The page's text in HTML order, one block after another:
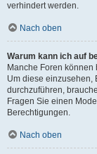
verhindert werden.
Nach oben
Warum kann ich auf
Manche Foren
Um diese einzusehen,
durchzuführen,
Fragen Sie einen
Berechtigungen.
Nach oben